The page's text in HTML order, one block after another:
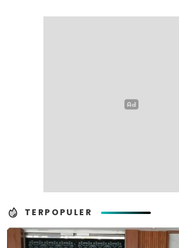
TERPOPULER